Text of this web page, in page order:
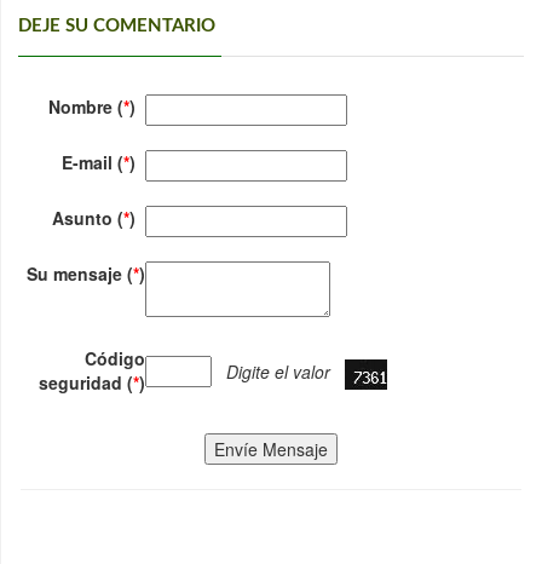
DEJE SU COMENTARIO
Nombre (*)
E-mail (*)
Asunto (*)
Su mensaje (*)
Código
seguridad (*) Digite el valor
Envíe Mensaje